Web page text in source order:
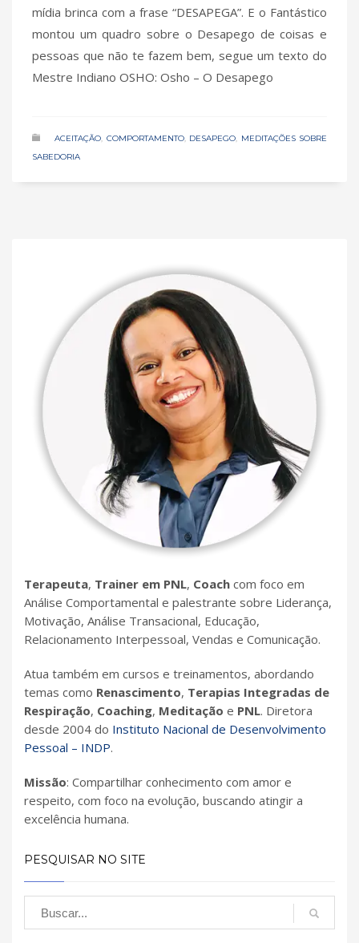
mídia brinca com a frase “DESAPEGA”. E o Fantástico
montou um quadro sobre o Desapego de coisas e
pessoas que não te fazem bem, segue um texto do
Mestre Indiano OSHO: Osho – O Desapego
ACEITAÇÃO, COMPORTAMENTO, DESAPEGO, MEDITAÇÕES SOBRE
SABEDORIA
Terapeuta, Trainer em PNL, Coach com foco em
Análise Comportamental e palestrante sobre Liderança,
Motivação, Análise Transacional, Educação,
Relacionamento Interpessoal, Vendas e Comunicação.
Atua também em cursos e treinamentos, abordando
temas como Renascimento, Terapias Integradas de
Respiração, Coaching, Meditação e PNL. Diretora
desde 2004 do Instituto Nacional de Desenvolvimento
Pessoal – INDP.
Missão: Compartilhar conhecimento com amor e
respeito, com foco na evolução, buscando atingir a
excelência humana.
PESQUISAR NO SITE